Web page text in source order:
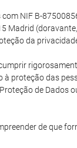
com NIF B-
Madrid
da
proteção das
de
de que